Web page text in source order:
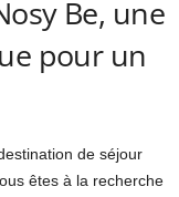
Be, une
pour un
de séjour
êtes à la recherche